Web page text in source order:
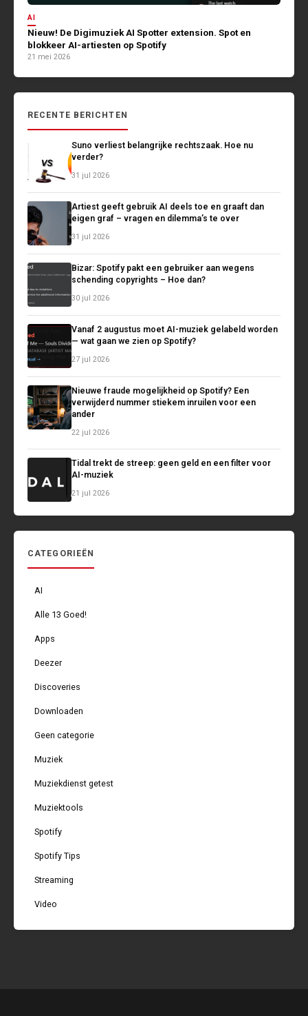
AI
Nieuw! De Digimuziek AI Spotter extension. Spot en
blokkeer AI-artiesten op Spotify
21 mei 2026
RECENTE BERICHTEN
Suno verliest belangrijke rechtszaak. Hoe nu
verder?
31 jul 2026
Artiest geeft gebruik AI deels toe en graaft dan
eigen graf – vragen en dilemma’s te over
31 jul 2026
Bizar: Spotify pakt een gebruiker aan wegens
schending copyrights – Hoe dan?
30 jul 2026
Vanaf 2 augustus moet AI-muziek gelabeld worden
— wat gaan we zien op Spotify?
27 jul 2026
Nieuwe fraude mogelijkheid op Spotify? Een
verwijderd nummer stiekem inruilen voor een
ander
22 jul 2026
Tidal trekt de streep: geen geld en een filter voor
AI-muziek
21 jul 2026
CATEGORIEËN
AI
Alle 13 Goed!
Apps
Deezer
Discoveries
Downloaden
Geen categorie
Muziek
Muziekdienst getest
Muziektools
Spotify
Spotify Tips
Streaming
Video